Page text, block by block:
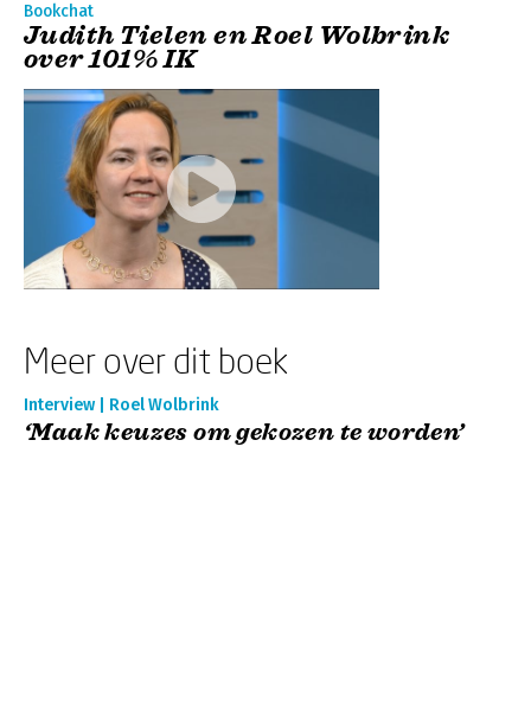
Bookchat
Judith Tielen en Roel Wolbrink
over 101% IK
Meer over dit boek
Interview | Roel Wolbrink
‘Maak keuzes om gekozen te worden’